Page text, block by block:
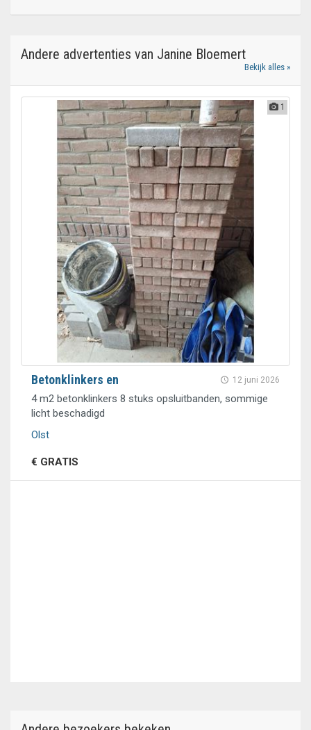
Andere advertenties van Janine Bloemert
Bekijk alles »
1
12 juni 2026
Betonklinkers en
4 m2 betonklinkers 8 stuks opsluitbanden, sommige
licht beschadigd
Olst
€ GRATIS